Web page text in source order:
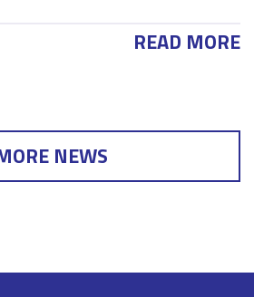
READ MORE
NEWS